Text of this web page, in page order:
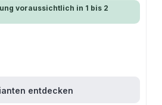
voraussichtlich in 1 bis 2
entdecken